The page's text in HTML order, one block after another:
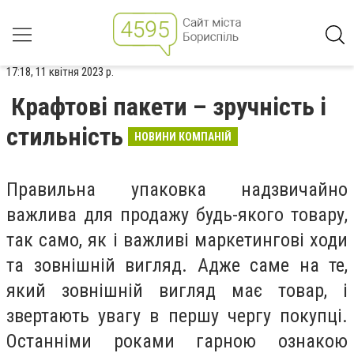
17:18, 11 квітня 2023 р.
Крафтові пакети – зручність і
стильність
НОВИНИ КОМПАНІЙ
Правильна упаковка надзвичайно
важлива для продажу будь-якого товару,
так само, як і важливі маркетингові ходи
та зовнішній вигляд. Адже саме на те,
який зовнішній вигляд має товар, і
звертають увагу в першу чергу покупці.
Останніми роками гарною ознакою